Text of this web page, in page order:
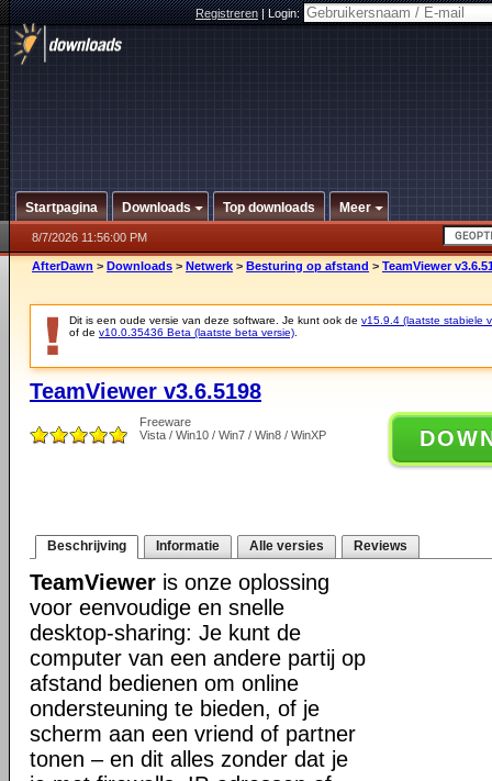
Registreren|Login:
Startpagina Downloads Top downloads Meer
8/7/2026 11:56:00 PM
AfterDawn > Downloads > Netwerk > Besturing op afstand > TeamViewer
Dit is een oude versie van deze software. Je kunt ook de v15.9.4 (laatste stabiele
of de v10.0.35436 Beta (laatste beta versie)
TeamViewer v3.6.5198
Freeware
Vista / Win10 / Win7 / Win8 / WinXP
Beschrijving Informatie Alle versies Reviews
TeamViewer is onze oplossing
voor eenvoudige en snelle
desktop-sharing: Je kunt de
computer van een andere partij op
afstand bedienen om online
ondersteuning te bieden, of je
scherm aan een vriend of partner
tonen – en dit alles zonder dat je